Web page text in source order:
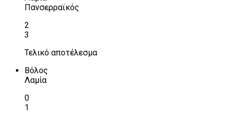
Πανσερραϊκός
2
3
Τελικό αποτέλεσμα
Βόλος
Λαμία
0
1